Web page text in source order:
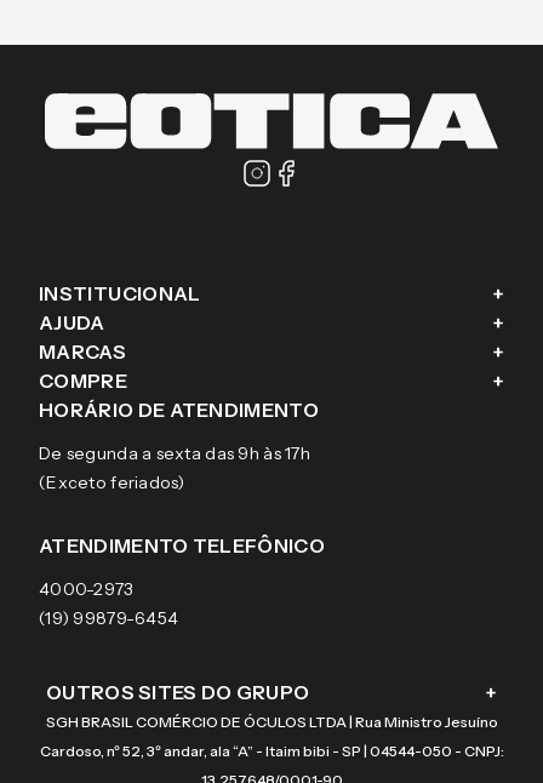
INSTITUCIONAL +
Fale conosco
Blog
Sobre a eÓtica
Aviso de privacidade
Termos e condições de uso
AJUDA +
Como comprar
Trocas e Devoluções
Pagamentos
Garantias
MARCAS +
Ray-Ban
Tecnol
Arnette
Burberry
COMPRE +
Óculos de sol
Lentes de contato
HORÁRIO DE ATENDIMENTO
De segunda a sexta das 9h às 17h
(Exceto feriados)
ATENDIMENTO TELEFÔNICO
4000-2973
(19) 99879-6454
OUTROS SITES DO GRUPO +
SGH BRASIL COMÉRCIO DE ÓCULOS LTDA | Rua Ministro Jesuíno
Cardoso, nº 52, 3º andar, ala “A” - Itaim bibi - SP | 04544-050 - CNPJ: